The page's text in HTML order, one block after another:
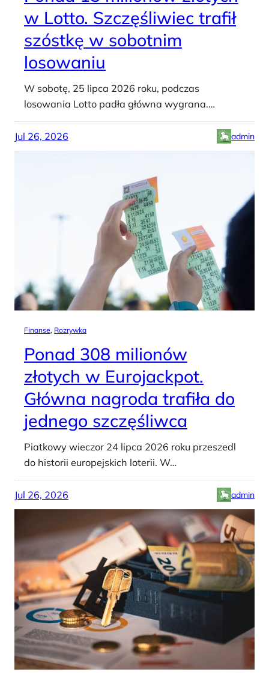
w Lotto. Szczęśliwiec trafił
szóstkę w sobotnim
losowaniu
W sobotę, 25 lipca 2026 roku, podczas
losowania Lotto padła główna wygrana.…
Jul 26, 2026 admin
Finanse, Rozrywka
Ponad 308 milionów
złotych w Eurojackpot.
Główna nagroda trafiła do
jednego szczęśliwca
Piatkowy wieczor 24 lipca 2026 roku przeszedl
do historii europejskich loterii. W…
Jul 26, 2026 admin